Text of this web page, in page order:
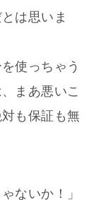
は思いま
使っちゃう
まあ悪いこ
も保証も無
ないか！」